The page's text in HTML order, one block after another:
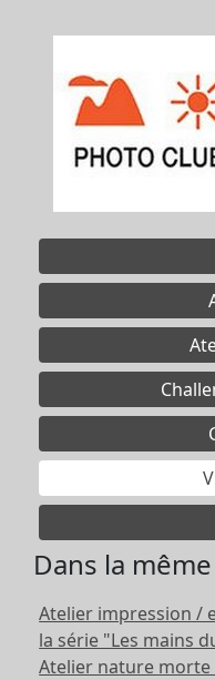
Dans la
Atelier impression /
la série "Les mains
Atelier nature morte